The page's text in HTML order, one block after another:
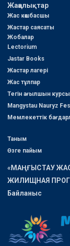
Жаңалықтар
Жас көшбасшы
Жастар саясаты
Жобалар
Lectorium
Jastar Books
Жастар лагері
Жас тұлпар
Тегін ағылшын курсы
Mangystau Nauryz
Мемлекеттік
Таным
Өзге пайым
«МАҢҒЫСТАУ
ЖИЛИЩНАЯ
Байланыс